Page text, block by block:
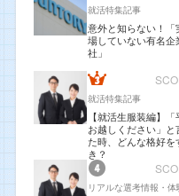
就活特集記事
意外と知らない！「
場していない有名企
社」
就活特集記事
【就活生服装編】
お越しください」と
た時、どんな格好を
き？
リアルな選考情報・体